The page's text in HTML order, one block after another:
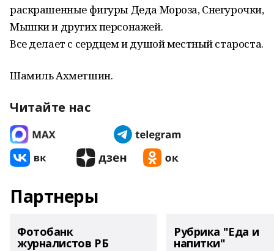
раскрашенные фигуры Деда Мороза, Снегурочки,
Мышки и других персонажей.
Все делает с сердцем и душой местный староста.
Шамиль Ахметшин.
Читайте нас
Партнеры
Фотобанк
журналистов РБ
Рубрика "Еда и
напитки"